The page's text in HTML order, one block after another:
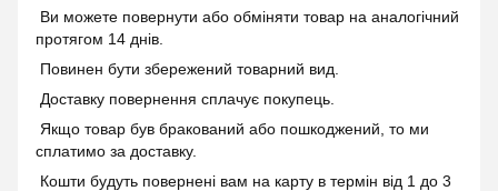
Ви можете повернути або обміняти товар на аналогічний
протягом 14 днів.
Повинен бути збережений товарний вид.
Доставку повернення сплачує покупець.
Якщо товар був бракований або пошкоджений, то ми
сплатимо за доставку.
Кошти будуть повернені вам на карту в термін від 1 до 3